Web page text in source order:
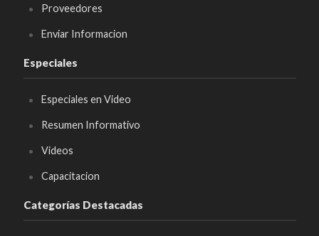
Proveedores
Enviar Informacion
Especiales
Especiales en Video
Resumen Informativo
Videos
Capacitacion
Categorías Destacadas